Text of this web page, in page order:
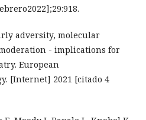
adversity, molecular
- implications for
European
[Internet] 2021 [citado 4